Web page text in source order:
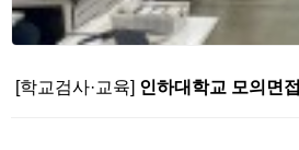
[학교검사·교육] 인하대학교 모의면접